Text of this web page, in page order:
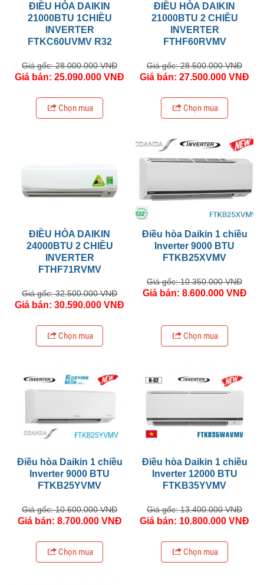
ĐIỀU HÒA DAIKIN
21000BTU 1CHIỀU
INVERTER
FTKC60UVMV R32
Giá gốc: 28.000.000 VNĐ
Giá bán: 25.090.000 VNĐ
Chọn mua
ĐIỀU HÒA DAIKIN
21000BTU 2 CHIỀU
INVERTER
FTHF60RVMV
Giá gốc: 28.500.000 VNĐ
Giá bán: 27.500.000 VNĐ
Chọn mua
ĐIỀU HÒA DAIKIN
24000BTU 2 CHIỀU
INVERTER
FTHF71RVMV
Giá gốc: 32.500.000 VNĐ
Giá bán: 30.590.000 VNĐ
Chọn mua
Điều hòa Daikin 1 chiều
Inverter 9000 BTU
FTKB25XVMV
Giá gốc: 10.350.000 VNĐ
Giá bán: 8.600.000 VNĐ
Chọn mua
Điều hòa Daikin 1 chiều
Inverter 9000 BTU
FTKB25YVMV
Giá gốc: 10.600.000 VNĐ
Giá bán: 8.700.000 VNĐ
Chọn mua
Điều hòa Daikin 1 chiều
Inverter 12000 BTU
FTKB35YVMV
Giá gốc: 13.400.000 VNĐ
Giá bán: 10.800.000 VNĐ
Chọn mua